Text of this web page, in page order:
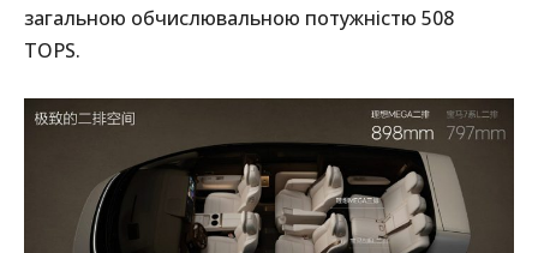
загальною обчислювальною потужністю 508
TOPS.